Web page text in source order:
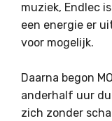
muziek, Endlec
een energie er
voor mogelijk.
Daarna begon
anderhalf uur
zich zonder